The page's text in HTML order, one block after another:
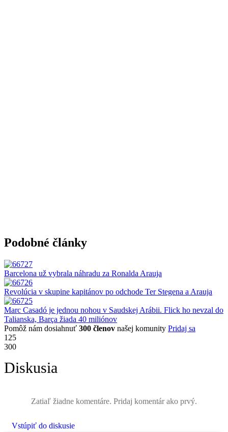
Podobné články
Barcelona už vybrala náhradu za Ronalda Arauja
Revolúcia v skupine kapitánov po odchode Ter Stegena a Arauja
Marc Casadó je jednou nohou v Saudskej Arábii. Flick ho nevzal do
Talianska, Barça žiada 40 miliónov
Pomôž nám dosiahnuť 300 členov našej komunity Pridaj sa
125
300
Diskusia
Zatiaľ žiadne komentáre. Pridaj komentár ako prvý.
Vstúpiť do diskusie